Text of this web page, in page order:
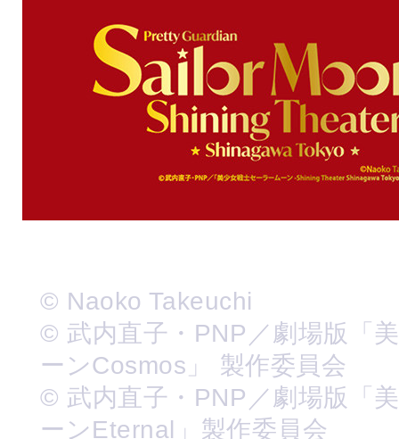
© Naoko Takeuchi
© 武内直子・PNP／劇場版「
ーンCosmos」 製作委員会
© 武内直子・PNP／劇場版「
ーンEternal」製作委員会